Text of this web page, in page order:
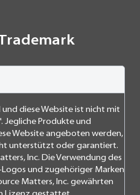
diese Website ist nicht mit
Jegliche Produkte und
Website angeboten werden,
unterstützt oder garantiert.
Inc. Die Verwendung des
und zugehöriger Marken
Matters, Inc. gewährten